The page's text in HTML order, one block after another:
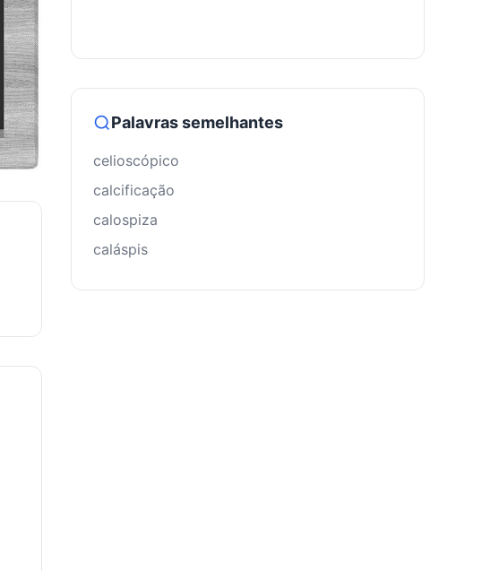
Palavras semelhantes
celioscópico
calcificação
calospiza
caláspis